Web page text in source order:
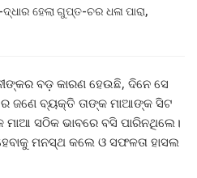
ହେଲା ଗୁପ୍ତ-ଚର ଧଳା ପାରା,
ବଡ଼ କାରଣ ହେଉଛି, ଦିନେ ସେ
ଜଣେ ବ୍ୟକ୍ତି ତାଙ୍କ ମାଆଙ୍କ ସିଟ
ମାଆ ସଠିକ ଭାବରେ ବସି ପାରିନଥିଲେ।
ମନସ୍ଥ କଲେ ଓ ସଫଳତା ହାସଲ